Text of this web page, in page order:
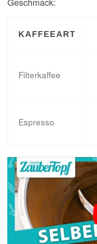
KAFFEEART
Filterkaffee
Espresso